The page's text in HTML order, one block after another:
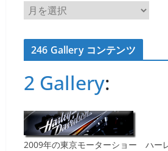
ア
ー
カ
イ246 Gallery コンテンツ
2 Gallery:
2009年の東京モーターショー ハー